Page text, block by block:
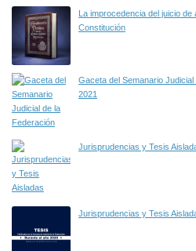
La improcedencia del juicio
Constitución
Gaceta del Semanario
2021
Jurisprudencias y Tesis
Jurisprudencias y Tesis